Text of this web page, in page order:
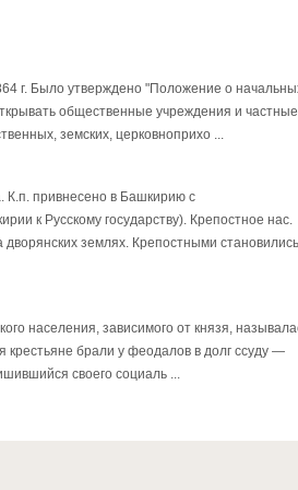
г. Было утверждено "Положение о
общественные учреждения и частные
земских, церковноприхо ...
К.п. привнесено в Башкирию с
к Русскому государству). Крепостное нас.
землях. Крепостными становились
населения, зависимого от князя,
брали у феодалов в долг ссуду —
своего социаль ...